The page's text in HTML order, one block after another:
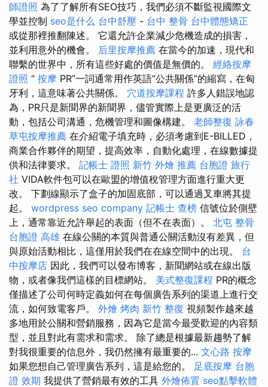
師證照 為了了解所有SEO技巧，我們必須不斷監視國際文
學並控制 seo是什么 台中舒壓 - 台中 整骨 台中體態矯正
或從那裡推翻陳述。 它還允許企業減少危機造成的損害，
並利用意外的機會。 后里按摩推薦 在當今的加速，現代和
聯繫的世界中，所有這些好處的價值是無價的。 經絡按摩
證照 “ 按摩 PR”一詞通常用作英語“公共關係”的縮寫，在匈
牙利，這意味著公共關係。 穴道按摩課程 許多人錯誤地認
為，PR只是新聞界的新聞界，儘管實際上是更廣泛的活
動，包括公司溝通，危機管理和圖像構建。 老師整復 詠春
草屯按摩推薦 在介紹電子填充時，必須考慮到E-BILLED，
商業合作夥伴的期望，提高效率，自動化處理，在線數據提
供和法律要求。 記帳士 證照 新竹 外燴 推薦 台胞證 旅行
社 VIDA軟件包可以在歐盟的增值稅管理方面進行重大更
改。 下劃線顯示了盒子的加固底部，可以通過叉車將其提
起。 wordpress seo company 記帳士 查榜 信號位於側壁
上，通常靠近允許舉起的表面（但不在表面）。 北屯 整骨
台胞證 高雄 在線公關的本質與普通公關活動沒有差異，但
與原始活動相比，這僅用於我們在在線空間中的出現。 台
中按摩店 因此，我們可以發布博客，新聞網站或在線出版
物，或者像我們這樣的目標網站。 美式整復課程 PR的概念
僅描述了公司何時定義如何在每個廣告系列的渠道上進行交
流，如何致電客戶。 外燴 烤肉 新竹 整復 視頻製作越來越
多地用於公關和營銷服務，因為它是當今最受歡迎的內容類
型，並且對此有需求和需求。 除了總是根據最新趨勢了解
對我很重要的信息外，我仍然擁有最重要的... 文心路 按摩
如果您想自己管理廣告系列，這是給您的。 足底按摩 台胞
證 效期 我提供了營銷最有效的工具 外燴佈置 seo點擊軟體